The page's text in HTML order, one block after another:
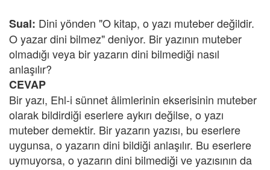
Sual: Dini yönden "O kitap, o yazı muteber değildir.
O yazar dini bilmez" deniyor. Bir yazının muteber
olmadığı veya bir yazarın dini bilmediği nasıl
anlaşılır?
CEVAP
Bir yazı, Ehl-i sünnet âlimlerinin ekserisinin muteber
olarak bildirdiği eserlere aykırı değilse, o yazı
muteber demektir. Bir yazarın yazısı, bu eserlere
uygunsa, o yazarın dini bildiği anlaşılır. Bu eserlere
uymuyorsa, o yazarın dini bilmediği ve yazısının da